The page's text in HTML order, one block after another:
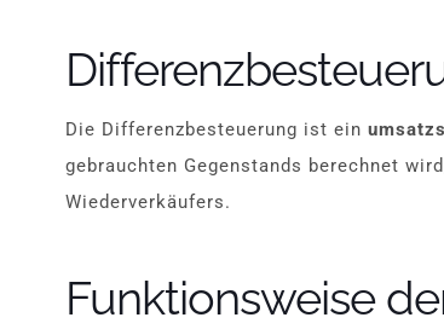
Die Differenzbesteuerung ist ein
gebrauchten Gegenstands berechnet
Wiederverkäufers.
Funktionsweise